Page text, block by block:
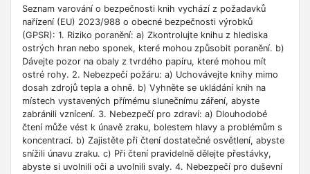
Seznam varování o bezpečnosti knih vychází z požadavků
nařízení (EU) 2023/988 o obecné bezpečnosti výrobků
(GPSR): 1. Riziko poranění: a) Zkontrolujte knihu z hlediska
ostrých hran nebo sponek, které mohou způsobit poranění. b)
Dávejte pozor na obaly z tvrdého papíru, které mohou mít
ostré rohy. 2. Nebezpečí požáru: a) Uchovávejte knihy mimo
dosah zdrojů tepla a ohně. b) Vyhněte se ukládání knih na
místech vystavených přímému slunečnímu záření, abyste
zabránili vznícení. 3. Nebezpečí pro zdraví: a) Dlouhodobé
čtení může vést k únavě zraku, bolestem hlavy a problémům s
koncentrací. b) Zajistěte při čtení dostatečné osvětlení, abyste
snížili únavu zraku. c) Při čtení pravidelně dělejte přestávky,
abyste si uvolnili oči a uvolnili svaly. 4. Nebezpečí pro duševní